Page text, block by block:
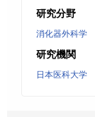
研究分野
消化器外科学
研究機関
日本医科大学